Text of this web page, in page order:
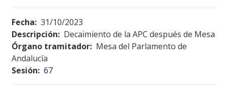
Fecha: 31/10/2023
Descripción: Decaimiento de la APC después de Mesa
Órgano tramitador: Mesa del Parlamento de
Andalucía
Sesión: 67